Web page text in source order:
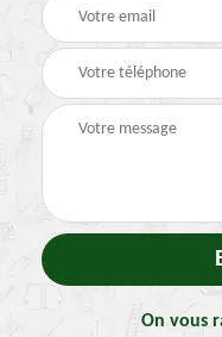
On vous